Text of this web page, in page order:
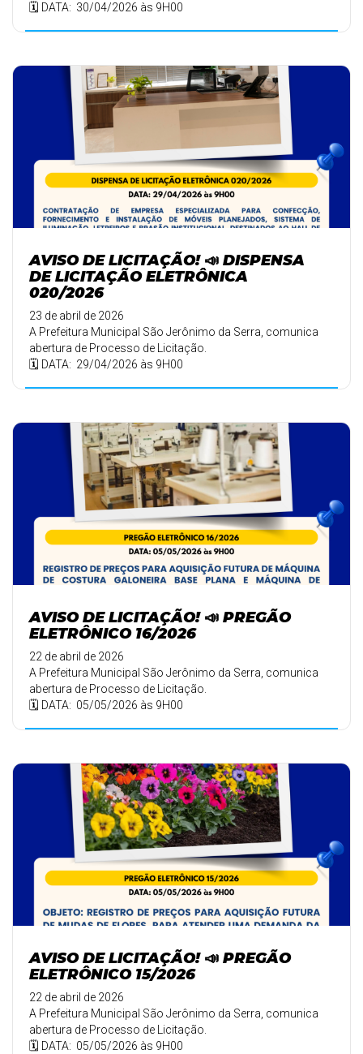
🗓️ DATA: 30/04/2026 às 9H00
AVISO DE LICITAÇÃO! 📣 DISPENSA
DE LICITAÇÃO ELETRÔNICA
020/2026
23 de abril de 2026
A Prefeitura Municipal São Jerônimo da Serra, comunica
abertura de Processo de Licitação.
🗓️ DATA: 29/04/2026 às 9H00
AVISO DE LICITAÇÃO! 📣 PREGÃO
ELETRÔNICO 16/2026
22 de abril de 2026
A Prefeitura Municipal São Jerônimo da Serra, comunica
abertura de Processo de Licitação.
🗓️ DATA: 05/05/2026 às 9H00
AVISO DE LICITAÇÃO! 📣 PREGÃO
ELETRÔNICO 15/2026
22 de abril de 2026
A Prefeitura Municipal São Jerônimo da Serra, comunica
abertura de Processo de Licitação.
🗓️ DATA: 05/05/2026 às 9H00